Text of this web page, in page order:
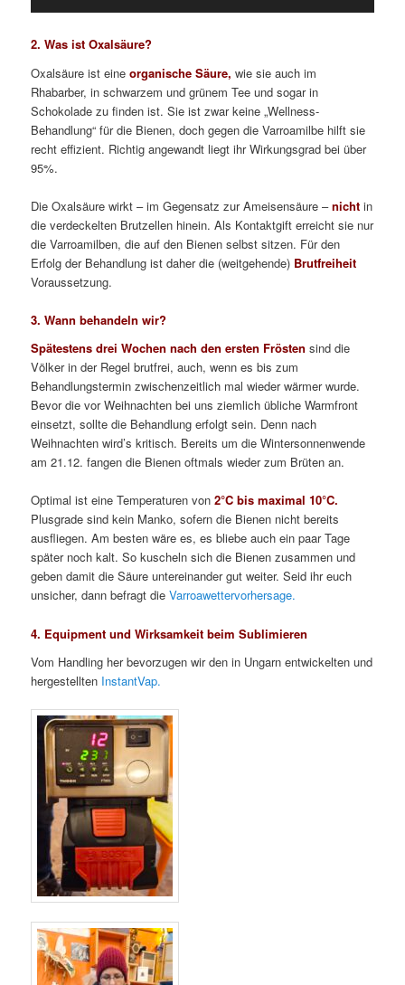
2. Was ist Oxalsäure?
Oxalsäure ist eineorganische Säure, wie sie auch im
Rhabarber, in schwarzem und grünem Tee und sogar in
Schokolade zu finden ist. Sie ist zwar keine „Wellness-
Behandlung“ für die Bienen, doch gegen die Varroamilbe hilft sie
recht effizient. Richtig angewandt liegt ihr Wirkungsgrad bei über
95%.
Die Oxalsäure wirkt – im Gegensatz zur Ameisensäure –nicht in
die verdeckelten Brutzellen hinein. Als Kontaktgift erreicht sie nur
die Varroamilben, die auf den Bienen selbst sitzen. Für den
Erfolg der Behandlung ist daher die (weitgehende) Brutfreiheit
Voraussetzung.
3. Wann behandeln wir?
Spätestens drei Wochen nach den ersten Frösten sind die
Völker in der Regel brutfrei, auch, wenn es bis zum
Behandlungstermin zwischenzeitlich mal wieder wärmer wurde.
Bevor die vor Weihnachten bei uns ziemlich übliche Warmfront
einsetzt, sollte die Behandlung erfolgt sein. Denn nach
Weihnachten wird’s kritisch. Bereits um die Wintersonnenwende
am 21.12. fangen die Bienen oftmals wieder zum Brüten an.
Optimal ist eine Temperaturen von2°C bis maximal 10°C.
Plusgrade sind kein Manko, sofern die Bienen nicht bereits
ausfliegen. Am besten wäre es, es bliebe auch ein paar Tage
später noch kalt. So kuscheln sich die Bienen zusammen und
geben damit die Säure untereinander gut weiter. Seid ihr euch
unsicher, dann befragt dieVarroawettervorhersage.
4. Equipment und Wirksamkeit beim Sublimieren
Vom Handling her bevorzugen wir den in Ungarn entwickelten und
hergestellten InstantVap.